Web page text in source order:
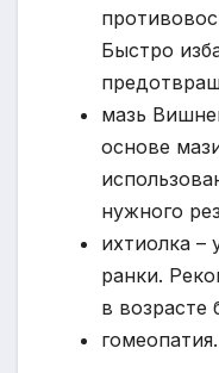
Быстро
мазь
основе
нужного
ихтиолка –
ранки.
в возрасте
гомеопатия.